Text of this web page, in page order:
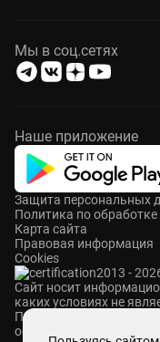
Мы в соц.сетях
Наше приложение
2013 -
Cайт носит
каких условиях не
Защита персональных
Политика по
Карта сайта
Правовая информация
Cookies
ПАНАВТО — сеть
осуществляем продажу